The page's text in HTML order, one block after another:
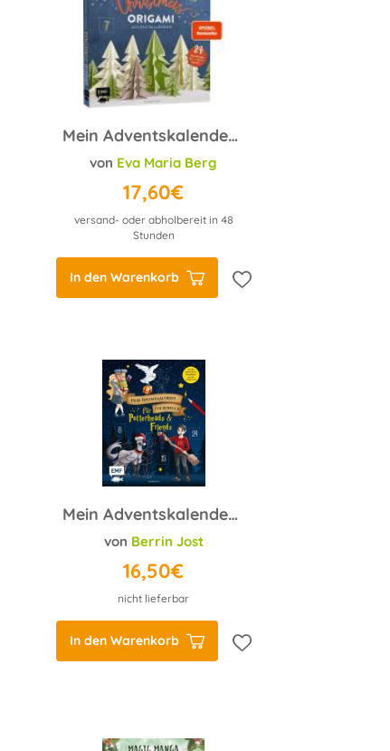
Mein Adventskalender-Buch: Origami Christmas
von Eva Maria Berg
17,60€
versand- oder abholbereit in 48
Stunden
In den Warenkorb
Ina Mielkau
Mein Adventskalender-Zeichenbuch für Potterheads and Friends
von Berrin Jost
16,50€
nicht lieferbar
In den Warenkorb